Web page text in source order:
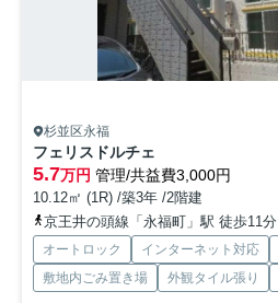
杉並区永福
フェリスドルチェ
5.7万円 管理/共益費3,000円
10.12㎡ (1R) /築3年 /2階建
京王井の頭線「永福町」駅 徒歩11分
オートロック インターネット対応
敷地内ごみ置き場
外観タイル張り